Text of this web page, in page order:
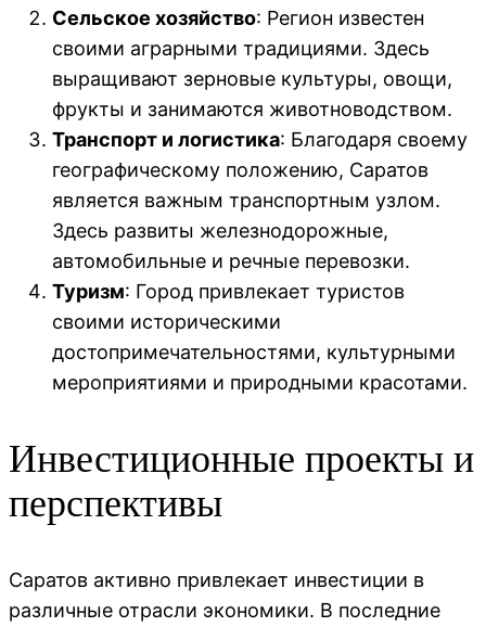
Сельское хозяйство: Регион известен
своими аграрными традициями. Здесь
выращивают зерновые культуры, овощи,
фрукты и занимаются животноводством.
Транспорт и логистика: Благодаря своему
географическому положению, Саратов
является важным транспортным узлом.
Здесь развиты железнодорожные,
автомобильные и речные перевозки.
Туризм: Город привлекает туристов
своими историческими
достопримечательностями, культурными
мероприятиями и природными красотами.
Инвестиционные проекты и
перспективы
Саратов активно привлекает инвестиции в
различные отрасли экономики. В последние